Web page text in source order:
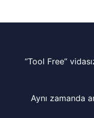
“Tool Free”
Aynı zamanda